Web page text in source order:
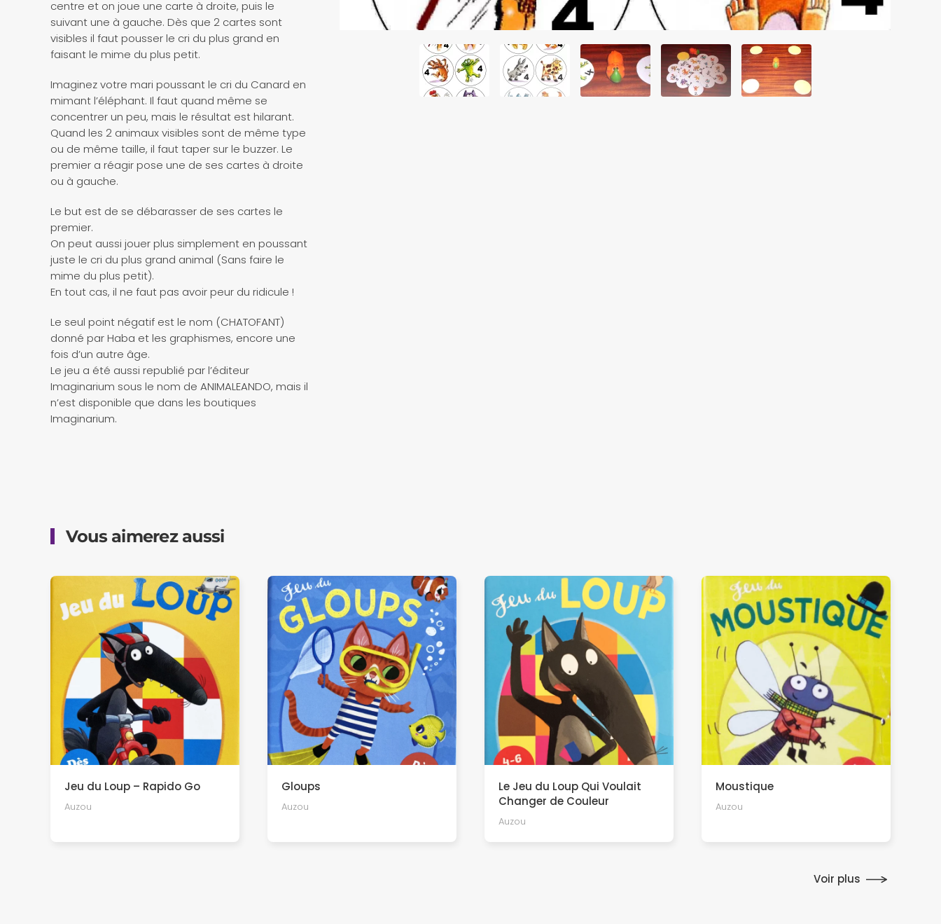
centre et on joue une carte à droite, puis le
suivant une à gauche. Dès que 2 cartes sont
visibles il faut pousser le cri du plus grand en
faisant le mime du plus petit.
Imaginez votre mari poussant le cri du Canard en
mimant l’éléphant. Il faut quand même se
concentrer un peu, mais le résultat est hilarant.
Quand les 2 animaux visibles sont de même type
ou de même taille, il faut taper sur le buzzer. Le
premier a réagir pose une de ses cartes à droite
ou à gauche.
Le but est de se débarasser de ses cartes le
premier.
On peut aussi jouer plus simplement en poussant
juste le cri du plus grand animal (Sans faire le
mime du plus petit).
En tout cas, il ne faut pas avoir peur du ridicule !
Le seul point négatif est le nom (CHATOFANT)
donné par Haba et les graphismes, encore une
fois d’un autre âge.
Le jeu a été aussi republié par l’éditeur
Imaginarium sous le nom de ANIMALEANDO, mais il
n’est disponible que dans les boutiques
Imaginarium.
Vous aimerez aussi
Jeu du Loup – Rapido Go
Auzou
Gloups
Auzou
Le Jeu du Loup Qui Voulait
Changer de Couleur
Auzou
Moustique
Auzou
Voir plus